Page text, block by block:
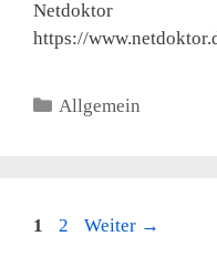
Netdoktor
https://
Kategorien
Allgemein
Seite
1 Seite
2 Weiter →